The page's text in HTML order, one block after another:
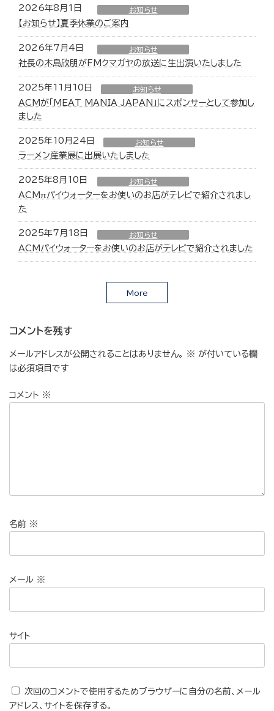
2026年8月1日 お知らせ
【お知らせ】夏季休業のご案内
2026年7月4日 お知らせ
社長の木島欣朋がFMクマガヤの放送に生出演いたしました
2025年11月10日 お知らせ
ACMが「MEAT MANIA JAPAN」にスポンサーとして参加し
ました
2025年10月24日 お知らせ
ラーメン産業展に出展いたしました
2025年8月10日 お知らせ
ACMπパイウォーターをお使いのお店がテレビで紹介されまし
た
2025年7月18日 お知らせ
ACMパイウォーターをお使いのお店がテレビで紹介されました
More
コメントを残す
メールアドレスが公開されることはありません。 ※ が付いている欄
は必須項目です
コメント ※
名前 ※
メール ※
サイト
次回のコメントで使用するためブラウザーに自分の名前、メール
アドレス、サイトを保存する。